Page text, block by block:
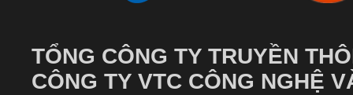
TỔNG CÔNG TY TRUYỀN
CÔNG TY VTC CÔNG NGHỆ